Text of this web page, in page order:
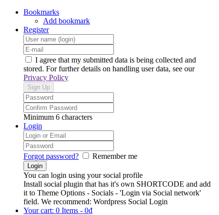
Bookmarks
Add bookmark
Register
I agree that my submitted data is being collected and
stored. For further details on handling user data, see our
Privacy Policy
Minimum 6 characters
Login
Forgot password? Remember me
You can login using your social profile
Install social plugin that has it's own SHORTCODE and add
it to Theme Options - Socials - 'Login via Social network'
field. We recommend: Wordpress Social Login
Your cart: 0 Items - 0₫